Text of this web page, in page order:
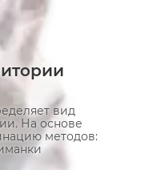
вид
На основе
методов: